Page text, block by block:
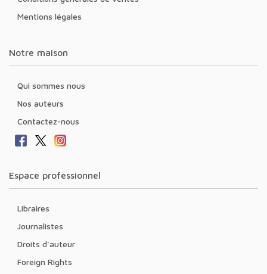
Mentions légales
Notre maison
Qui sommes nous
Nos auteurs
Contactez-nous
Espace professionnel
Libraires
Journalistes
Droits d'auteur
Foreign Rights